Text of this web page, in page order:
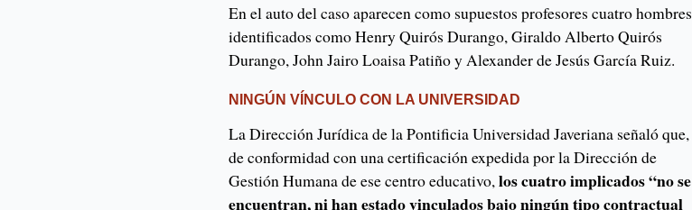
En el auto del caso aparecen como supuestos profesores cuatro hombres
identificados como Henry Quirós Durango, Giraldo Alberto Quirós
Durango, John Jairo Loaisa Patiño y Alexander de Jesús García Ruiz.
NINGÚN VÍNCULO CON LA UNIVERSIDAD
La Dirección Jurídica de la Pontificia Universidad Javeriana señaló que,
de conformidad con una certificación expedida por la Dirección de
Gestión Humana de ese centro educativo,los cuatro implicados “no se
encuentran, ni han estado vinculados bajo ningún tipo contractual